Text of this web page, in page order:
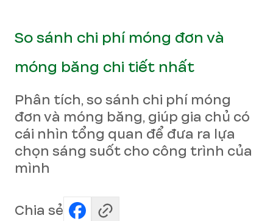
So sánh chi phí móng đơn và
móng băng chi tiết nhất
Phân tích, so sánh chi phí móng
đơn và móng băng, giúp gia chủ có
cái nhìn tổng quan để đưa ra lựa
chọn sáng suốt cho công trình của
mình
Chia sẻ